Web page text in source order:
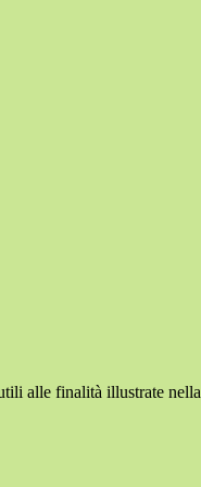
alle finalità illustrate nella